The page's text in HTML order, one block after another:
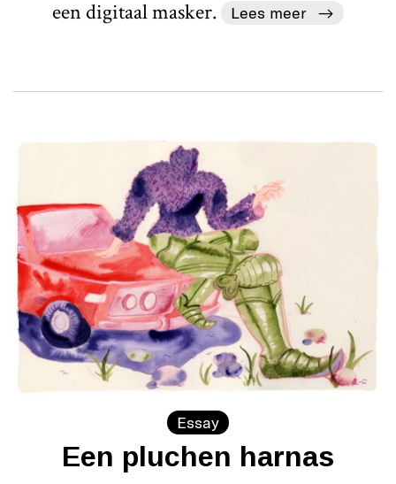
een digitaal masker.
Lees meer
Essay
Een pluchen harnas